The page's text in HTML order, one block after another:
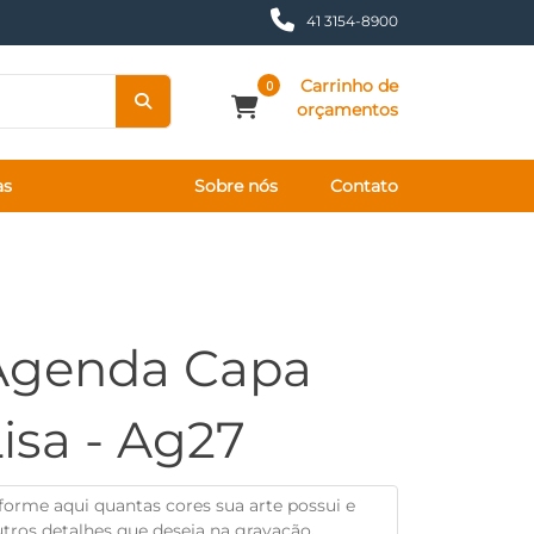
41 3154-8900
0
Carrinho de
orçamentos
Sobre nós Contato
Capa
- Ag27